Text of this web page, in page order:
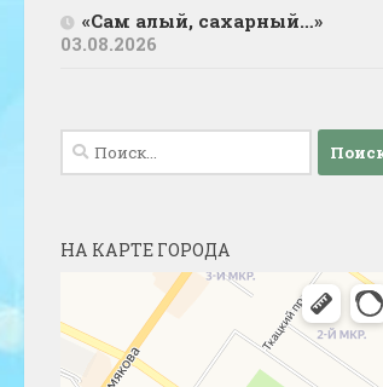
«Сам алый, сахарный…»
03.08.2026
Найти:
НА КАРТЕ ГОРОДА